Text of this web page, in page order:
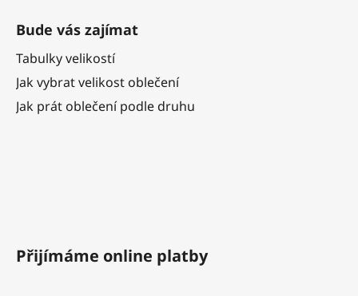
Bude vás zajímat
Tabulky velikostí
Jak vybrat velikost oblečení
Jak prát oblečení podle druhu
Přijímáme online platby